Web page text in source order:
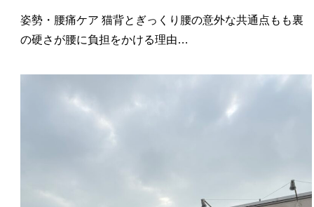
姿勢・腰痛ケア 猫背とぎっくり腰の意外な共通点もも裏
の硬さが腰に負担をかける理由…